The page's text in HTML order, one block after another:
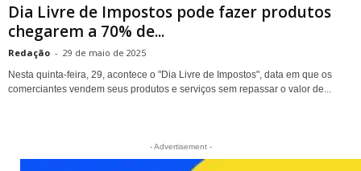
Dia Livre de Impostos pode fazer produtos
chegarem a 70% de...
Redação - 29 de maio de 2025
Nesta quinta-feira, 29, acontece o "Dia Livre de Impostos", data em que os
comerciantes vendem seus produtos e serviços sem repassar o valor de...
- Advertisement -